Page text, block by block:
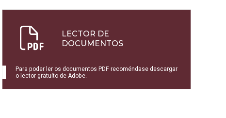
LECTOR DE
DOCUMENTOS
Para poder ler os documentos PDF recoméndase descargar
o lector gratuíto de Adobe.